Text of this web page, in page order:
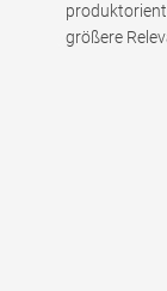
größere